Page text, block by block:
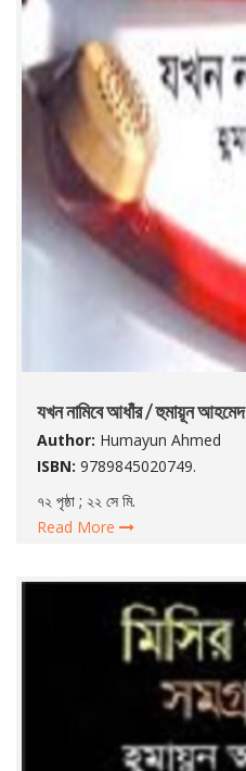
যখন নামিবে আধাঁর / হুমায়ূন আহমেদ
Author: Humayun Ahmed
ISBN: 9789845020749.
৭২ পৃষ্ঠা ; ২২ সে মি.
Read More